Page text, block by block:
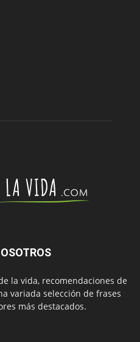
la vida, recomendaciones de
variada selección de frases
más destacados.